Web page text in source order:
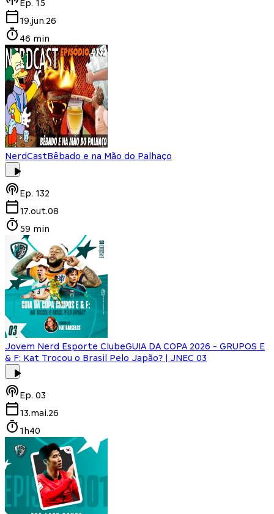
Ep. 15
19.jun.26
46 min
NerdCastBêbado e na Mão do Palhaço
Ep. 132
17.out.08
59 min
Jovem Nerd Esporte ClubeGUIA DA COPA 2026 - GRUPOS E
& F: Kat Trocou o Brasil Pelo Japão? | JNEC 03
Ep. 03
13.mai.26
1h40